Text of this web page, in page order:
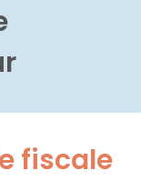
fiscale